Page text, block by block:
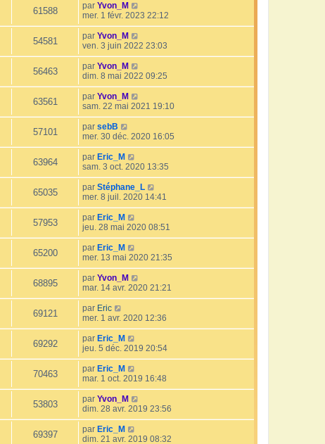
61588 par Yvon_M
mer. 1 févr. 2023 22:12
54581 par Yvon_M
ven. 3 juin 2022 23:03
56463 par Yvon_M
dim. 8 mai 2022 09:25
63561 par Yvon_M
sam. 22 mai 2021 19:10
57101 par sebB
mer. 30 déc. 2020 16:05
63964 par Eric_M
sam. 3 oct. 2020 13:35
65035 par Stéphane_L
mer. 8 juil. 2020 14:41
57953 par Eric_M
jeu. 28 mai 2020 08:51
65200 par Eric_M
mer. 13 mai 2020 21:35
68895 par Yvon_M
mar. 14 avr. 2020 21:21
69121 par Eric
mer. 1 avr. 2020 12:36
69292 par Eric_M
jeu. 5 déc. 2019 20:54
70463 par Eric_M
mar. 1 oct. 2019 16:48
53803 par Yvon_M
dim. 28 avr. 2019 23:56
69397 par Eric_M
dim. 21 avr. 2019 08:32